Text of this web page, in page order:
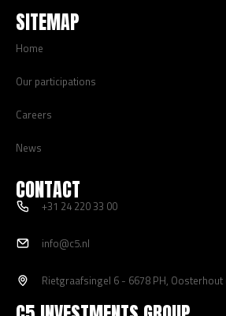
SITEMAP
Home
Our participations
Careers
News
CONTACT
+31 24 220 33 00
info@c5.nl
Rietgraafsingel 6 - 6678 PH, Oosterhout